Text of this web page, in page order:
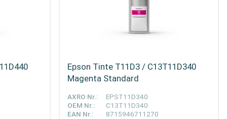
Epson Tinte T11D3 / C13T11D340
Magenta Standard
AXRO Nr.:
EPST11D340
OEM Nr.:
C13T11D340
EAN Nr.:
8715946711270